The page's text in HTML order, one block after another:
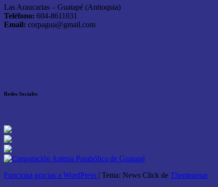
Las Araucarias – Guatapé (Antioquia)
Teléfono: 604-8611031
Email: corpagua@gmail.com
Redes Sociales
Funciona gracias a WordPress | Tema: News Click de Themeansar